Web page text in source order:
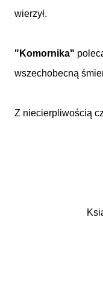
wierzył.
"Komornika"
wszechobecną
Z niecierpliwością